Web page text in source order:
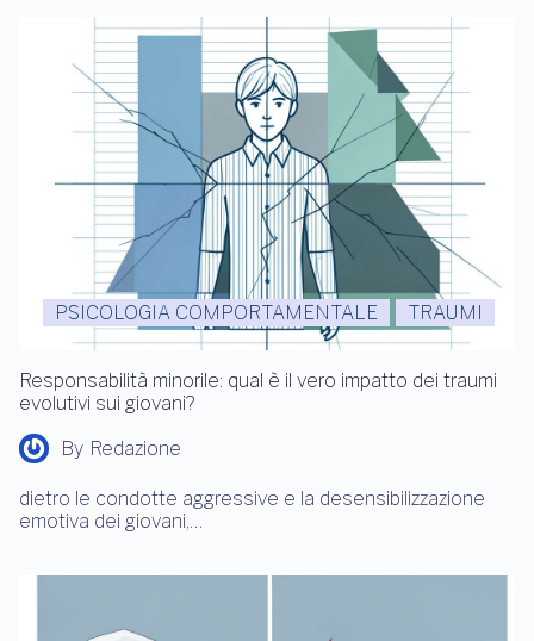
PSICOLOGIA COMPORTAMENTALE TRAUMI
Responsabilità minorile: qual è il vero impatto dei traumi
evolutivi sui giovani?
By Redazione
dietro le condotte aggressive e la desensibilizzazione
emotiva dei giovani,…